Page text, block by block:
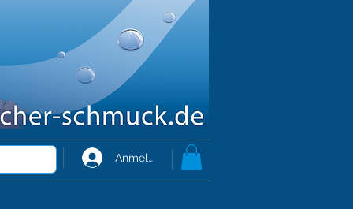
Anmelden